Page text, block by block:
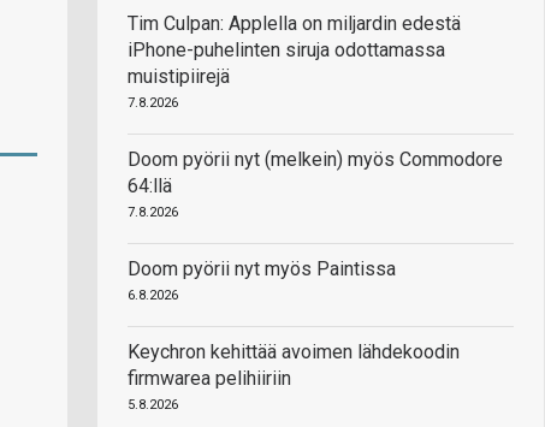
Tim Culpan: Applella on miljardin edestä
iPhone-puhelinten siruja odottamassa
muistipiirejä
7.8.2026
Doom pyörii nyt (melkein) myös Commodore
64:llä
7.8.2026
Doom pyörii nyt myös Paintissa
6.8.2026
Keychron kehittää avoimen lähdekoodin
firmwarea pelihiiriin
5.8.2026